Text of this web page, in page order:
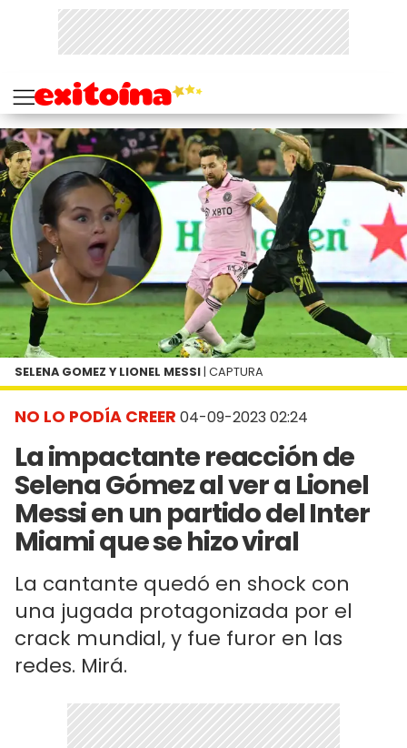
NO LO PODÍA CREER 04-09-2023 02:24
La impactante reacción de
Selena Gómez al ver a Lionel
Messi en un partido del Inter
Miami que se hizo viral
La cantante quedó en shock con
una jugada protagonizada por el
crack mundial, y fue furor en las
redes. Mirá.
SELENA GOMEZ Y LIONEL MESSI | CAPTURA